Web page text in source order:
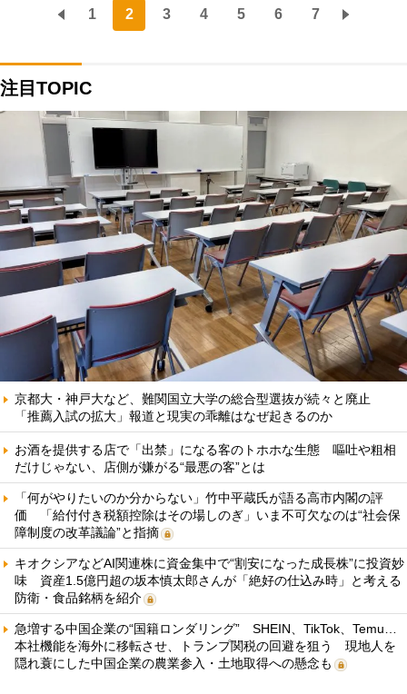
1 2 3 4 5 6 7
注目TOPIC
京都大・神戸大など、難関国立大学の総合型選抜が続々と廃止
「推薦入試の拡大」報道と現実の乖離はなぜ起きるのか
お酒を提供する店で「出禁」になる客のトホホな生態 嘔吐や粗相
だけじゃない、店側が嫌がる“最悪の客”とは
「何がやりたいのか分からない」竹中平蔵氏が語る高市内閣の評
価 「給付付き税額控除はその場しのぎ」いま不可欠なのは“社会保
障制度の改革議論”と指摘
キオクシアなどAI関連株に資金集中で“割安になった成長株”に投資妙
味 資産1.5億円超の坂本慎太郎さんが「絶好の仕込み時」と考える
防衛・食品銘柄を紹介
急増する中国企業の“国籍ロンダリング” SHEIN、TikTok、Temu…
本社機能を海外に移転させ、トランプ関税の回避を狙う 現地人を
隠れ蓑にした中国企業の農業参入・土地取得への懸念も